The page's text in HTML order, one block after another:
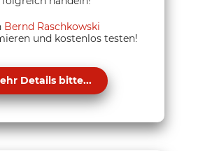
Bernd Raschkowski
und kostenlos testen!
Details bitte...